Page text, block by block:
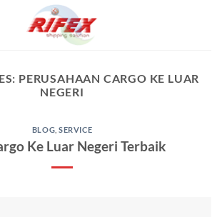
PERUSAHAAN CARGO KE LUAR
NEGERI
BLOG ,SERVICE
Ke Luar Negeri Terbaik